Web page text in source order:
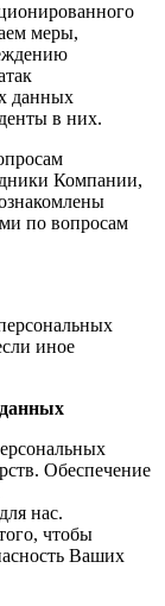
меры,
данных
в них.
Компании,
по вопросам
иное
Обеспечение
нас.
чтобы
Ваших